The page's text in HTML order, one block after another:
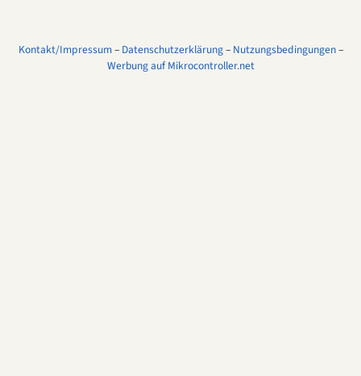
Kontakt/Impressum– Datenschutzerklärung– Nutzungsbedingungen–
Werbung auf Mikrocontroller.net